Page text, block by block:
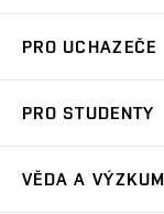
PRO UCHAZEČE
Ambasadoři studia
PRO STUDENTY
VĚDA A VÝZKUM